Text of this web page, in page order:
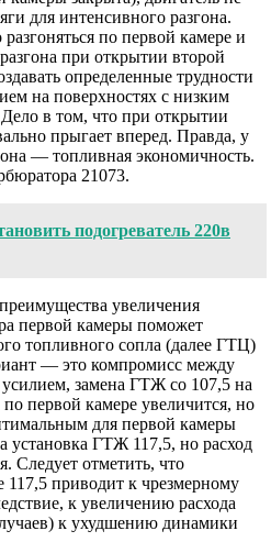
для интенсивного разгона.
по первой камере и
при открытии второй
определенные трудности
на поверхностях с низким
в том, что при открытии
прыгает вперед. Правда, у
— топливная экономичность.
21073.
подогреватель 220в
увеличения
первой камеры поможет
топливного сопла (далее ГТЦ)
— это компромисс между
замена ГТЖ со 107,5 на
первой камере увеличится, но
для первой камеры
установка ГТЖ 117,5, но расход
Следует отметить, что
приводит к чрезмерному
к увеличению расхода
к ухудшению динамики